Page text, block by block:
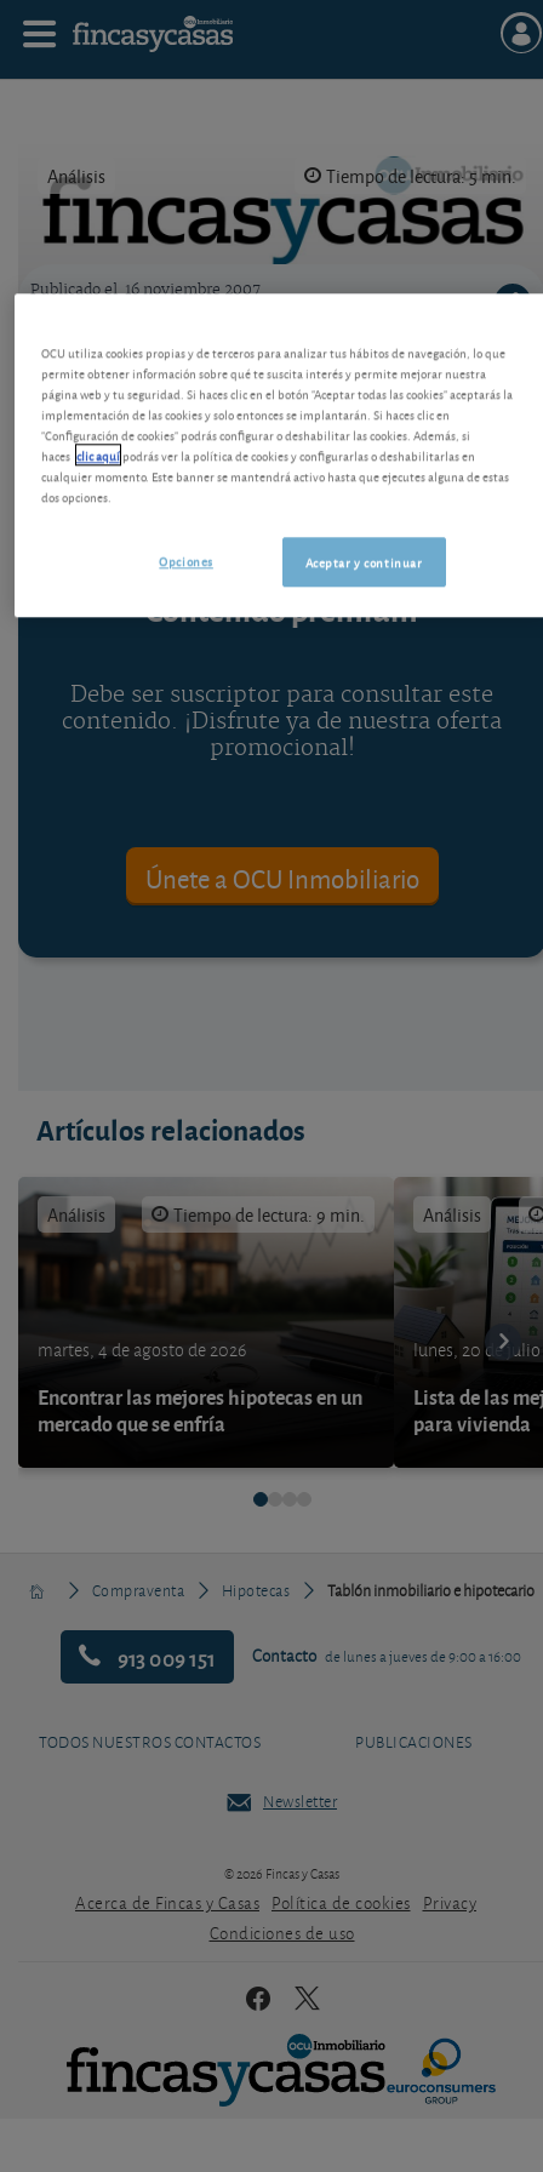
Análisis Tiempo de lectura: 5 min.
Publicado el 16 noviembre 2007
Tablón inmobiliario e hipotecario
Los mejores préstamos hipotecarios de un vistazo:
ING a tipo variable y Uno-e a tipo fijo.
Contenido premium
Debe ser suscriptor para consultar este
contenido. ¡Disfrute ya de nuestra oferta
promocional!
Únete a OCU Inmobiliario
Artículos relacionados
Análisis Tiempo de lectura: 9 min.
martes, 4 de agosto de 2026
Encontrar las mejores hipotecas en un
mercado que se enfría
Análisis
lunes, 20 de
Lista de las
para vivienda
Compraventa Hipotecas Tablón inmobiliario e hipotecario
913 009 151 Contacto de lunes a jueves de 9:00 a 16:00
TODOS NUESTROS CONTACTOS PUBLICACIONES
Newsletter
© 2026 Fincas y Casas
Acerca de Fincas y Casas Política de cookies
Privacy
Condiciones de uso
OCU utiliza cookies propias y de terceros para analizar tus hábitos de navegación, lo que
permite obtener información sobre qué te suscita interés y permite mejorar nuestra
página web y tu seguridad. Si haces clic en el botón "Aceptar todas las cookies" aceptarás la
implementación de las cookies y solo entonces se implantarán. Si haces clic en
"Configuración de cookies" podrás configurar o deshabilitar las cookies. Además, si
haces clic aquípodrás ver la política de cookies y configurarlas o deshabilitarlas en
cualquier momento. Este banner se mantendrá activo hasta que ejecutes alguna de estas
dos opciones.
Aceptar y continuar
Opciones